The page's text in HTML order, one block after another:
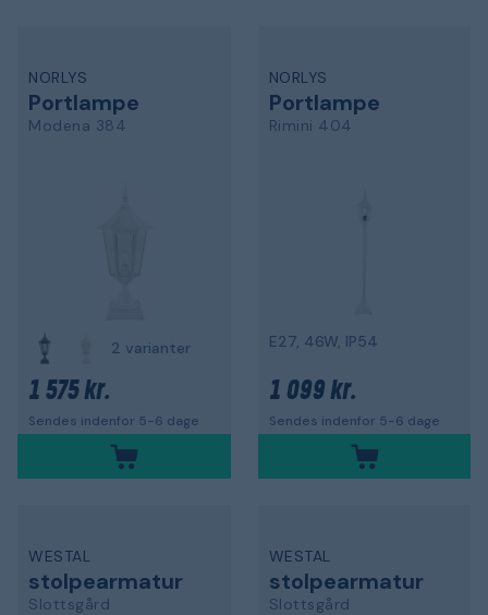
NORLYS
Portlampe
Modena 384
2 varianter
1 575 kr.
Sendes indenfor 5-6 dage
NORLYS
Portlampe
Rimini 404
E27, 46W, IP54
1 099 kr.
Sendes indenfor 5-6 dage
WESTAL
stolpearmatur
Slottsgård
WESTAL
stolpearmatur
Slottsgård